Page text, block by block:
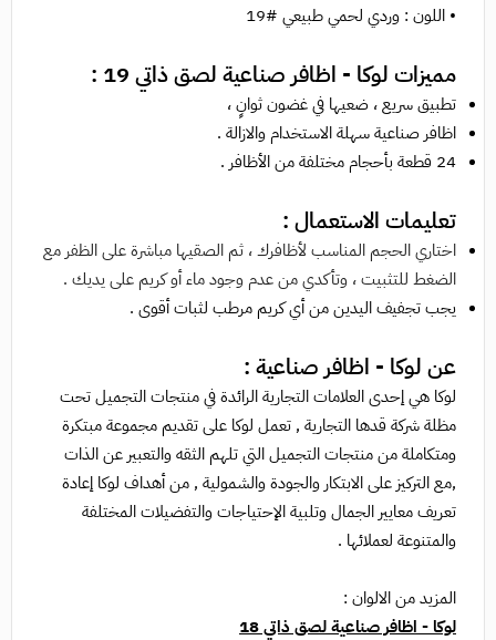
• اللون : وردي لحمي طبيعي #19
مميزات لوكا - اظافر صناعية لصق ذاتي 19 :
تطبيق سريع ، ضعيها في غضون ثوانٍ ،
اظافر صناعية سهلة الاستخدام والازالة .
24 قطعة بأحجام مختلفة من الأظافر .
تعليمات الاستعمال :
اختاري الحجم المناسب لأظافرك ، ثم الصقيها مباشرة على الظفر مع
الضغط للتثبيت ، وتأكدي من عدم وجود ماء أو كريم على يديك .
يجب تجفيف اليدين من أي كريم مرطب لثبات أقوى .
عن لوكا - اظافر صناعية :
لوكا هي إحدى العلامات التجارية الرائدة في منتجات التجميل تحت
مظلة شركة قدها التجارية , تعمل لوكا على تقديم مجموعة مبتكرة
ومتكاملة من منتجات التجميل التي تلهم الثقه والتعبير عن الذات
,مع التركيز على الابتكار والجودة والشمولية , من أهداف لوكا إعادة
تعريف معايير الجمال وتلبية الإحتياجات والتفضيلات المختلفة
والمتنوعة لعملائها .
المزيد من الالوان :
لوكا - اظافر صناعية لصق ذاتي 18